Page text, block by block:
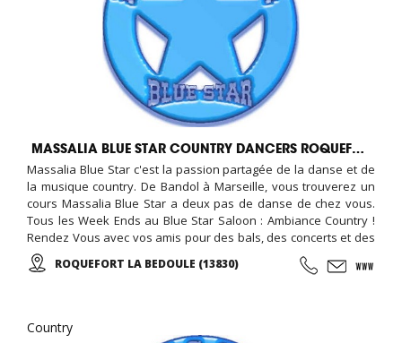
MASSALIA BLUE STAR COUNTRY DANCERS ROQUEFORT LA BEDOULE
Massalia Blue Star c'est la passion partagée de la danse et de
la musique country. De Bandol à Marseille, vous trouverez un
cours Massalia Blue Star a deux pas de danse de chez vous.
Tous les Week Ends au Blue Star Saloon : Ambiance Country !
Rendez Vous avec vos amis pour des bals, des concerts et des
Fêtes Country, ...
ROQUEFORT LA BEDOULE (13830)
Country